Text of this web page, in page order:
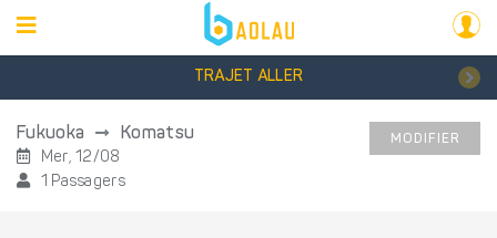
TRAJET ALLER
Fukuoka Komatsu
Mer, 12/08
1 Passagers
MODIFIER